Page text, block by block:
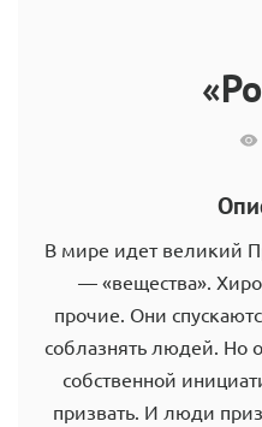
В мире идет великий
— «вещества».
прочие. Они
соблазнять людей. Но
собственной
призвать. И люди